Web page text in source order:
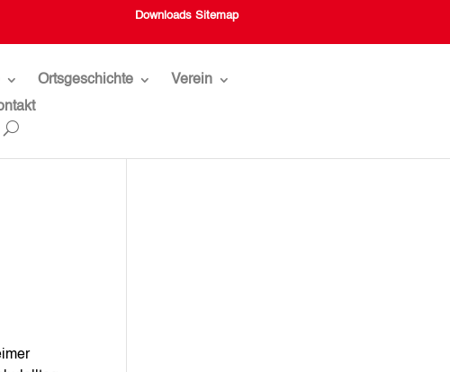
Downloads Sitemap
Ortsgeschichte
Verein